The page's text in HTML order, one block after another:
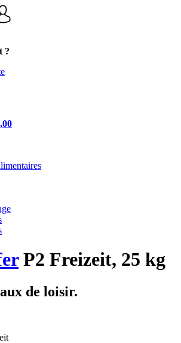
?
P2 Freizeit, 25 kg
de loisir.